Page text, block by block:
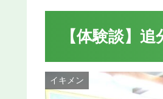
【体験談】
イキメン